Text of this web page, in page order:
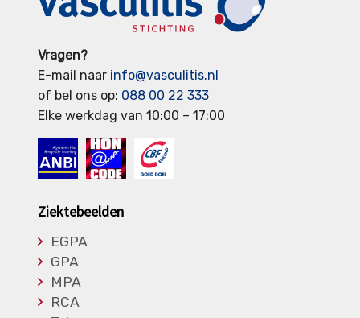
Vragen?
E-mail naar info@vasculitis.nl
of bel ons op: 088 00 22 333
Elke werkdag van 10:00 – 17:00
Ziektebeelden
EGPA
GPA
MPA
RCA